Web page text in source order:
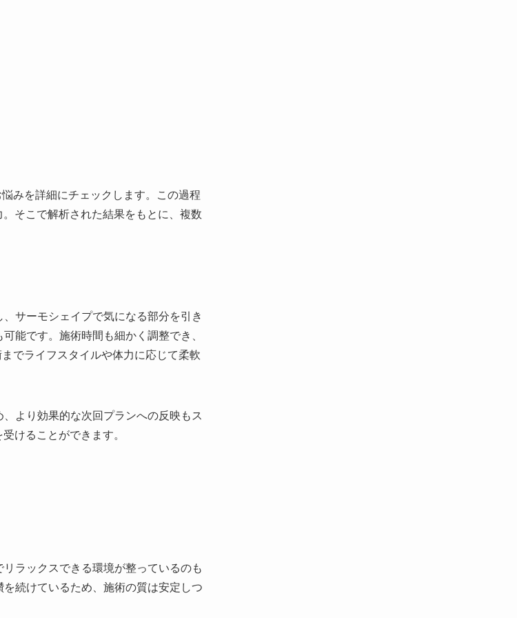
みを詳細にチェックします。この過程
そこで解析された結果をもとに、複数
サーモシェイプで気になる部分を引き
能です。施術時間も細かく調整でき、
でライフスタイルや体力に応じて柔軟
より効果的な次回プランへの反映もス
けることができます。
ラックスできる環境が整っているのも
続けているため、施術の質は安定しつ